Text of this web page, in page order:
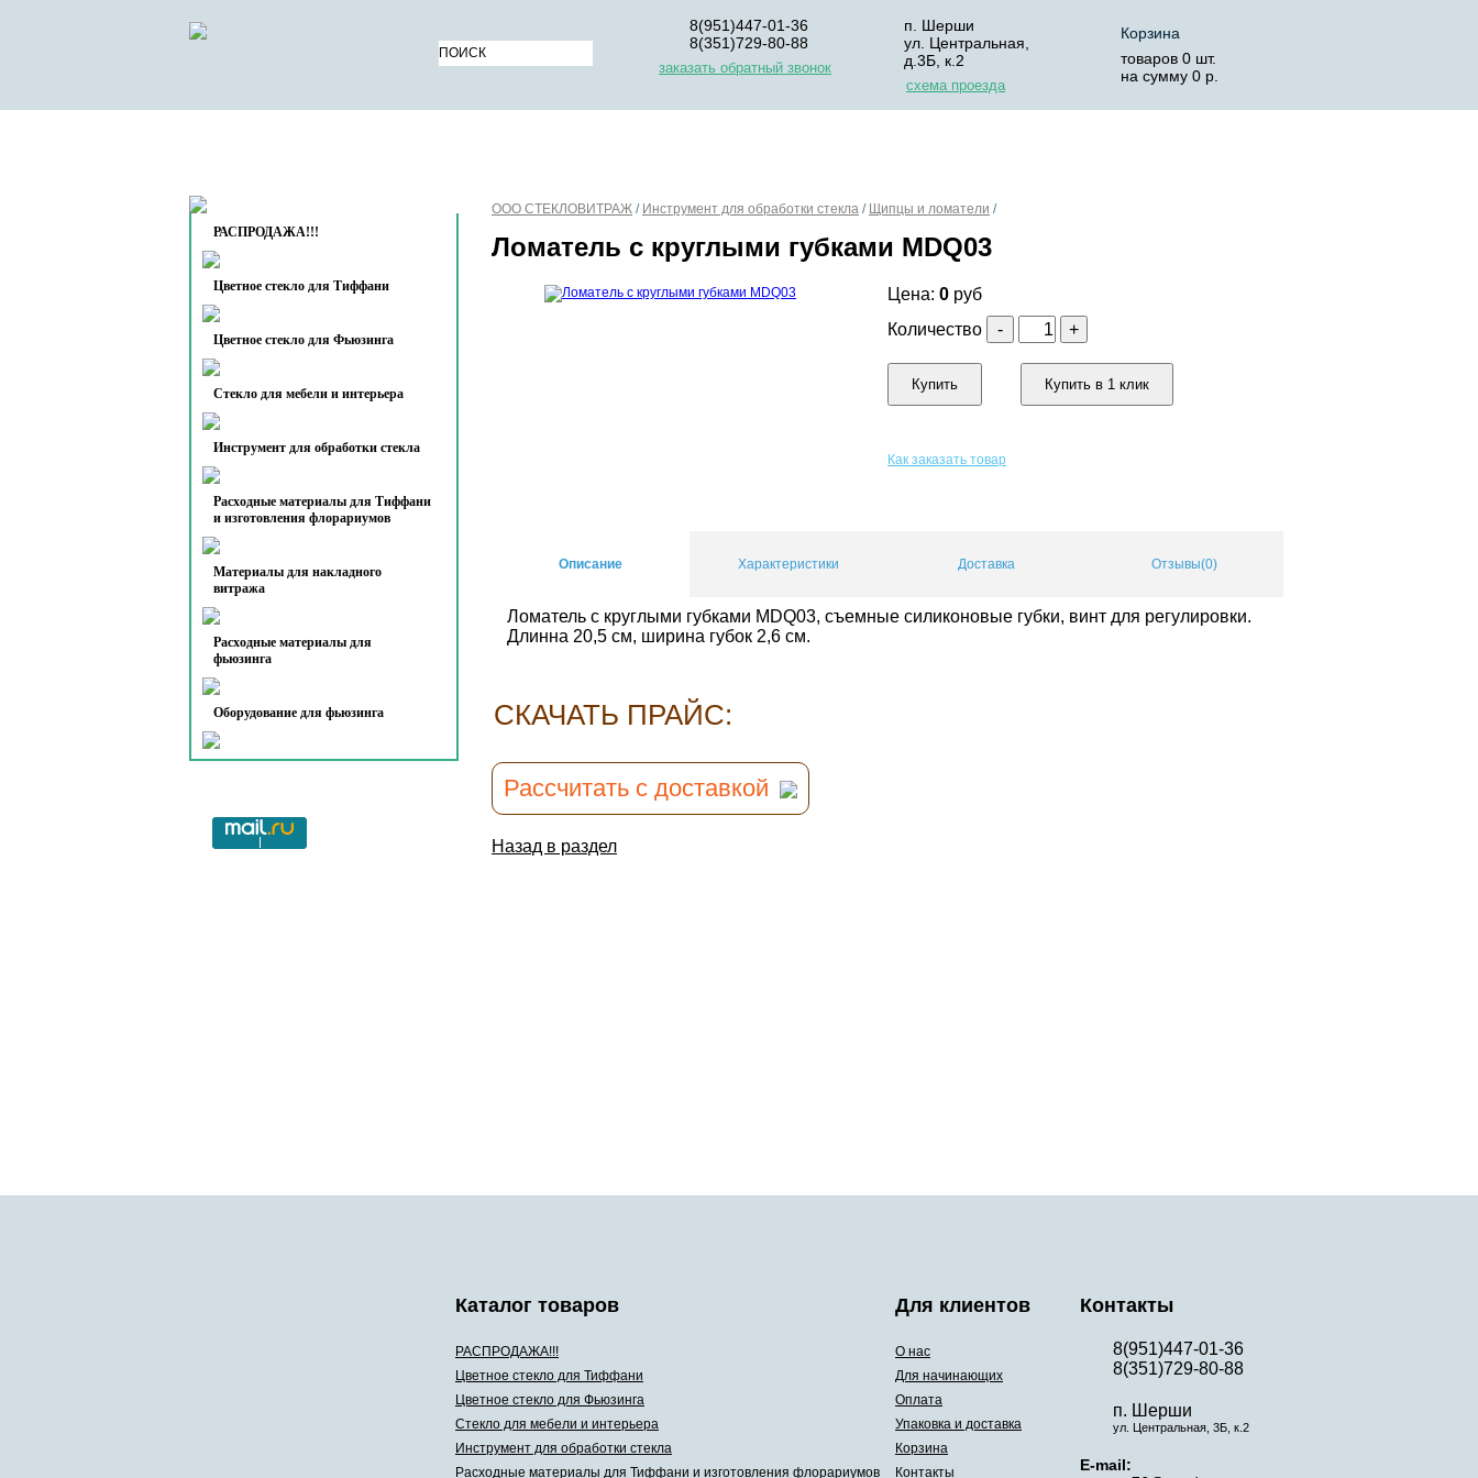
8(951)447-01-36
8(351)729-80-88
заказать обратный звонок
п. Шерши
ул. Центральная,
д.3Б, к.2
схема проезда
Корзина
товаров 0 шт.
на сумму 0 р.
РАСПРОДАЖА!!!
Цветное стекло для Тиффани
Цветное стекло для Фьюзинга
Стекло для мебели и интерьера
Инструмент для обработки стекла
Расходные материалы для Тиффани
и изготовления флорариумов
Материалы для накладного
витража
Расходные материалы для
фьюзинга
Оборудование для фьюзинга
ООО СТЕКЛОВИТРАЖ / Инструмент для обработки стекла / Щипцы и ломатели /
Ломатель с круглыми губками MDQ03
Цена: 0 руб
Количество
- +
Купить Купить в 1 клик
Как заказать товар
Описание Характеристики Доставка Отзывы(0)
Ломатель с круглыми губками MDQ03, съемные силиконовые губки, винт для регулировки.
Длинна 20,5 см, ширина губок 2,6 см.
CКАЧАТЬ ПРАЙС:
Рассчитать с доставкой
Назад в раздел
Каталог товаров
РАСПРОДАЖА!!!
Цветное стекло для Тиффани
Цветное стекло для Фьюзинга
Стекло для мебели и интерьера
Инструмент для обработки стекла
Расходные материалы для Тиффани и изготовления флорариумов
Для клиентов
О нас
Для начинающих
Оплата
Упаковка и доставка
Корзина
Контакты
Контакты
8(951)447-01-36
8(351)729-80-88
п. Шерши
ул. Центральная, 3Б, к.2
E-mail: